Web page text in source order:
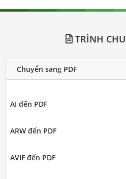
TRÌNH
Chuyển sang PDF
AI đến PDF
ARW đến PDF
AVIF đến PDF